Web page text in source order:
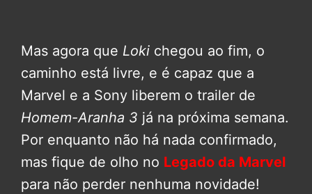
Mas agora que Loki chegou ao fim, o
caminho está livre, e é capaz que a
Marvel e a Sony liberem o trailer de
Homem-Aranha 3 já na próxima semana.
Por enquanto não há nada confirmado,
mas fique de olho no Legado da Marvel
para não perder nenhuma novidade!